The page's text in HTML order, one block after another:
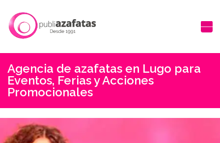
Agencia de azafatas en Lugo para
Eventos, Ferias y Acciones
Promocionales